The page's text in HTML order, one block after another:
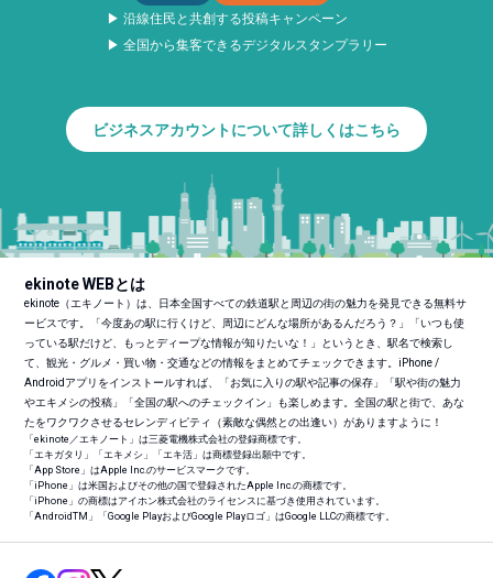
▶ 沿線住民と共創する投稿キャンペーン
▶ 全国から集客できるデジタルスタンプラリー
ビジネスアカウントについて詳しくはこちら
ekinote WEBとは
ekinote（エキノート）は、日本全国すべての鉄道駅と周辺の街の魅力を発見できる無料サ
ービスです。「今度あの駅に行くけど、周辺にどんな場所があるんだろう？」「いつも使
っている駅だけど、もっとディープな情報が知りたいな！」というとき、駅名で検索し
て、観光・グルメ・買い物・交通などの情報をまとめてチェックできます。iPhone /
Androidアプリをインストールすれば、「お気に入りの駅や記事の保存」「駅や街の魅力
やエキメシの投稿」「全国の駅へのチェックイン」も楽しめます。全国の駅と街で、あな
たをワクワクさせるセレンディピティ（素敵な偶然との出逢い）がありますように！
「ekinote／エキノート」は三菱電機株式会社の登録商標です。
「エキガタリ」「エキメシ」「エキ活」は商標登録出願中です。
「App Store」はApple Inc.のサービスマークです。
「iPhone」は米国およびその他の国で登録されたApple Inc.の商標です。
「iPhone」の商標はアイホン株式会社のライセンスに基づき使用されています。
「AndroidTM 」「Google PlayおよびGoogle Playロゴ」はGoogle LLCの商標です。